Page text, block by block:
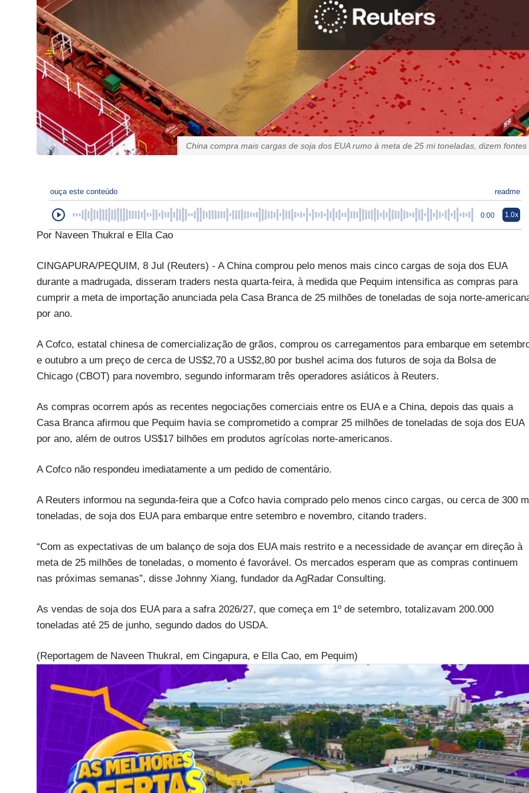
China compra mais cargas de soja dos EUA rumo à meta de 25 mi toneladas, dizem fontes
ouça este conteúdo readme
0:00 1.0x
Por Naveen Thukral e Ella Cao
CINGAPURA/PEQUIM, 8 Jul (Reuters) - A China comprou pelo menos mais cinco cargas de soja dos EUA
durante a madrugada, disseram traders nesta quarta-feira, à medida que Pequim intensifica as compras para
cumprir a meta de importação anunciada pela Casa Branca de 25 milhões de toneladas de soja norte-
por ano.
A Cofco, estatal chinesa de comercialização de grãos, comprou os carregamentos para embarque em
e outubro a um preço de cerca de US$2,70 a US$2,80 por bushel acima dos futuros de soja da Bolsa de
Chicago (CBOT) para novembro, segundo informaram três operadores asiáticos à Reuters.
As compras ocorrem após as recentes negociações comerciais entre os EUA e a China, depois das quais a
Casa Branca afirmou que Pequim havia se comprometido a comprar 25 milhões de toneladas de soja dos EUA
por ano, além de outros US$17 bilhões em produtos agrícolas norte-americanos.
A Cofco não respondeu imediatamente a um pedido de comentário.
A Reuters informou na segunda-feira que a Cofco havia comprado pelo menos cinco cargas, ou cerca de 300
toneladas, de soja dos EUA para embarque entre setembro e novembro, citando traders.
“Com as expectativas de um balanço de soja dos EUA mais restrito e a necessidade de avançar em direção à
meta de 25 milhões de toneladas, o momento é favorável. Os mercados esperam que as compras continuem
nas próximas semanas”, disse Johnny Xiang, fundador da AgRadar Consulting.
As vendas de soja dos EUA para a safra 2026/27, que começa em 1º de setembro, totalizavam 200.000
toneladas até 25 de junho, segundo dados do USDA.
(Reportagem de Naveen Thukral, em Cingapura, e Ella Cao, em Pequim)